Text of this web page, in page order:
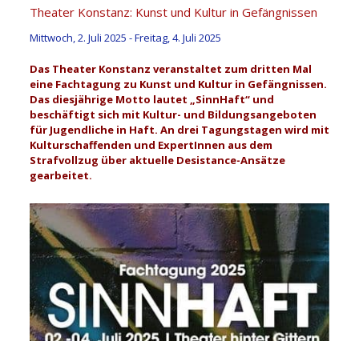
Theater Konstanz: Kunst und Kultur in Gefängnissen
Mittwoch, 2. Juli 2025 -Freitag, 4. Juli 2025
Das Theater Konstanz veranstaltet zum dritten Mal
eine Fachtagung zu Kunst und Kultur in Gefängnissen.
Das diesjährige Motto lautet „SinnHaft“ und
beschäftigt sich mit Kultur- und Bildungsangeboten
für Jugendliche in Haft. An drei Tagungstagen wird mit
Kulturschaffenden und ExpertInnen aus dem
Strafvollzug über aktuelle Desistance-Ansätze
gearbeitet.